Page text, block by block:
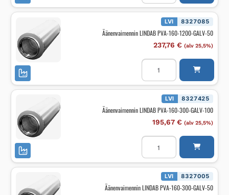
160-
1200-
GALV-
määrä
LVI 8327085
Äänenvaimennin LINDAB PVA-160-1200-GALV-50
237,76 € (alv 25,5%)
Äänenvaimennin
LINDAB
160-
1200-
määrä
LVI 8327425
Äänenvaimennin LINDAB PVA-160-300-GALV-100
195,67 € (alv 25,5%)
Äänenvaimennin
LINDAB
PVA-
160-
300-
GALV-
määrä
LVI 8327005
Äänenvaimennin LINDAB PVA-160-300-GALV-50